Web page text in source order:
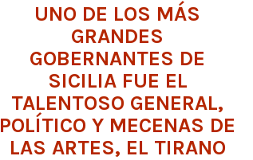
UNO DE LOS MÁS
GRANDES
GOBERNANTES DE
SICILIA FUE EL
TALENTOSO GENERAL,
POLÍTICO Y MECENAS DE
LAS ARTES, EL TIRANO